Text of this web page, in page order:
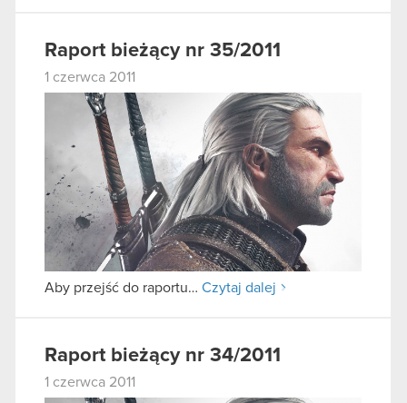
Raport bieżący nr 35/2011
1 czerwca 2011
Aby przejść do raportu… Czytaj dalej
Raport bieżący nr 34/2011
1 czerwca 2011